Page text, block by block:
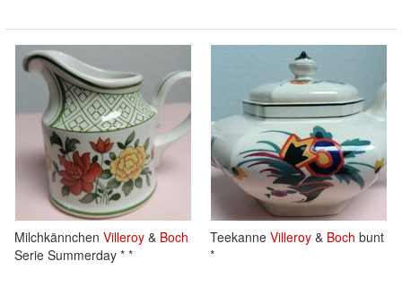
Milchkännchen Villeroy & Boch
Serie Summerday * *
Teekanne Villeroy & Boch bunt
*